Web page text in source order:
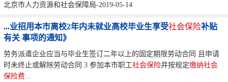
北京市人力资源和社会保障局-2019-05-14
...业招用本市离校2年内未就业高校毕业生享受社会保险补贴
有关 事项的通知》
劳务派遣企业应当与毕业生签订二年以上的固定期限劳动合同 且申请
时未终止或解除劳动合同 3 参加本市职工社会保险并按规定缴纳社会
保险费